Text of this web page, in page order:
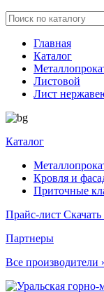
Главная
Каталог
Листовой
Лист
Каталог
Кровля и
Приточные
Прайс-лист
Партнеры
Все производители